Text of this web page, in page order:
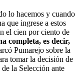
lo hacemos y cuando
que ingrese a estos
el cien por ciento de
completa, es decir,
Pumarejo sobre la
tomar la decisión de
la Selección ante